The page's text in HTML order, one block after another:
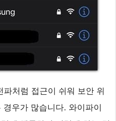
처럼 접근이 쉬워 보안 위
우가 많습니다. 와이파이